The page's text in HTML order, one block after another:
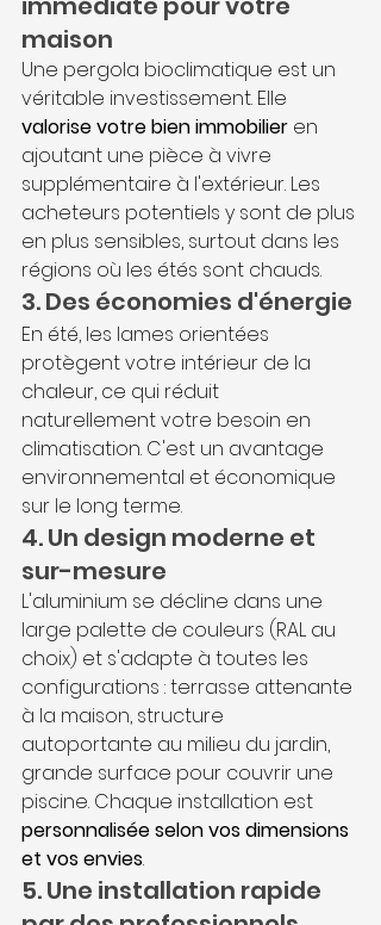
maison
Une pergola bioclimatique est un
véritable investissement. Elle
valorise votre bien immobilier en
ajoutant une pièce à vivre
supplémentaire à l'extérieur. Les
acheteurs potentiels y sont de plus
en plus sensibles, surtout dans les
régions où les étés sont chauds.
3. Des économies d'énergie
En été, les lames orientées
protègent votre intérieur de la
chaleur, ce qui réduit
naturellement votre besoin en
climatisation. C'est un avantage
environnemental et économique
sur le long terme.
4. Un design moderne et
sur-mesure
L'aluminium se décline dans une
large palette de couleurs (RAL au
choix) et s'adapte à toutes les
configurations : terrasse attenante
à la maison, structure
autoportante au milieu du jardin,
grande surface pour couvrir une
piscine. Chaque installation est
personnalisée selon vos dimensions
et vos envies.
5. Une installation rapide